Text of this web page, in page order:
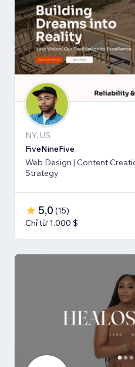
NY, US
FiveNineFive
Web Design | Content
Strategy
5,0 (15)
Chỉ từ 1.000 $